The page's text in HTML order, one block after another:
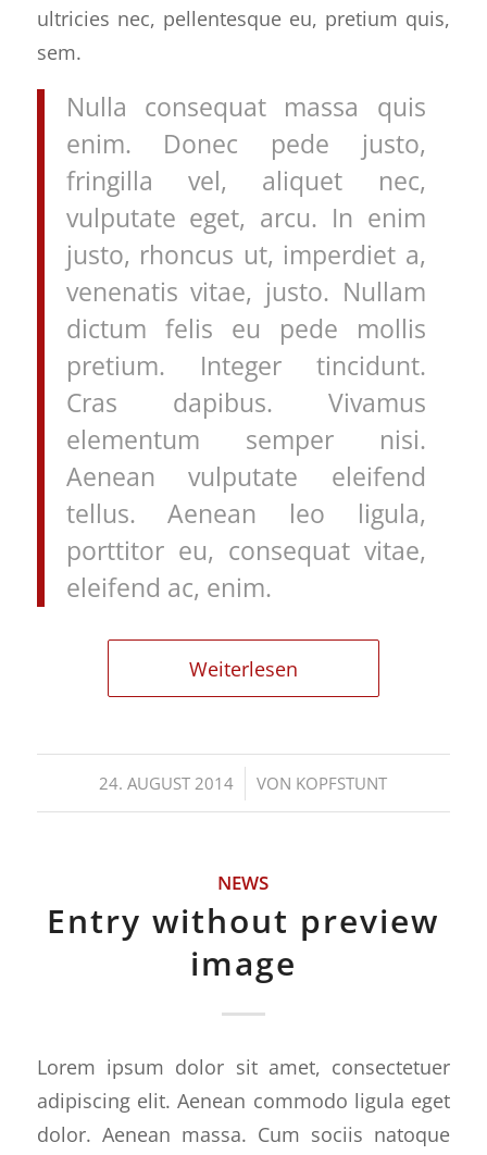
ultricies nec, pellentesque eu, pretium quis,
sem.
Nulla consequat massa quis
enim. Donec pede justo,
fringilla vel, aliquet nec,
vulputate eget, arcu. In enim
justo, rhoncus ut, imperdiet a,
venenatis vitae, justo. Nullam
dictum felis eu pede mollis
pretium. Integer tincidunt.
Cras dapibus. Vivamus
elementum semper nisi.
Aenean vulputate eleifend
tellus. Aenean leo ligula,
porttitor eu, consequat vitae,
eleifend ac, enim.
Weiterlesen
24. AUGUST 2014
/ VON KOPFSTUNT
NEWS
Entry without preview
image
Lorem ipsum dolor sit amet, consectetuer
adipiscing elit. Aenean commodo ligula eget
dolor. Aenean massa. Cum sociis natoque